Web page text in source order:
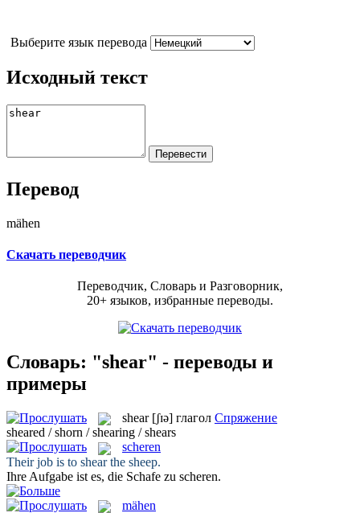
Выберите язык перевода
Исходный текст
Перевод
mähen
Скачать переводчик
Переводчик, Словарь и Разговорник,
20+ языков, избранные переводы.
Словарь: "shear" - переводы и
примеры
shear [ʃɪə] глагол Спряжение
sheared / shorn / shearing / shears
scheren
Their job is to shearthe sheep.
Ihre Aufgabe ist es, die Schafe zu scheren.
mähen